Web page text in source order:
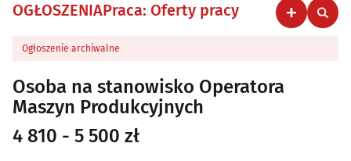
OGŁOSZENIAPraca: Oferty pracy
Ogłoszenie archiwalne
Osoba na stanowisko Operatora
Maszyn Produkcyjnych
4 810 - 5 500 zł